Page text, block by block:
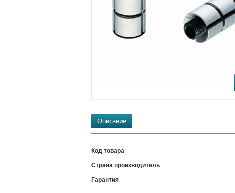
Описание
Код товара
Страна производитель
Гарантия